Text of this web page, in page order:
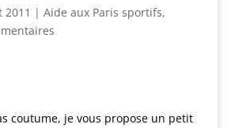
2011 | Aide aux Paris sportifs,
coutume, je vous propose un petit